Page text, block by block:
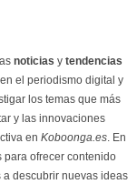
noticias y tendencias
el periodismo digital y
los temas que más
y las innovaciones
en Koboonga.es. En
para ofrecer contenido
descubrir nuevas ideas